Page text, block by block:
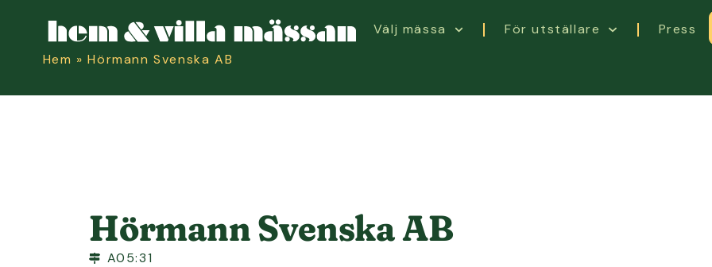
Välj mässa För utställare Press
Hem »Hörmann Svenska AB
Hörmann Svenska AB
A05:31